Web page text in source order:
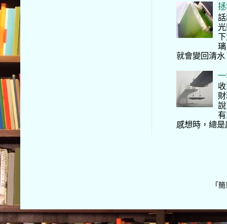
就會變回清
感想時，總
「